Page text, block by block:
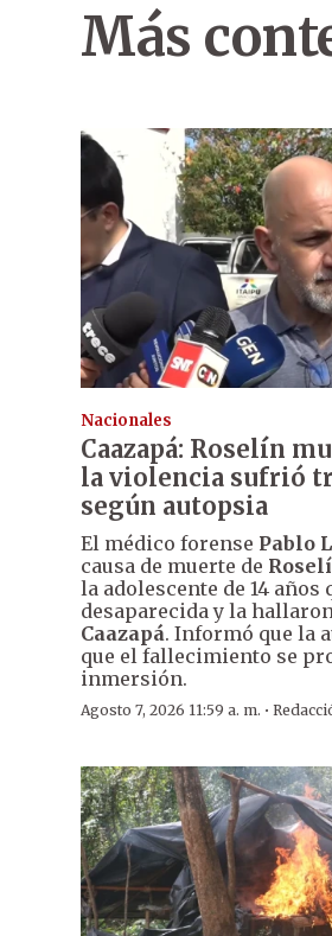
Más
Nacionales
Caazapá: Roselín
la violencia sufrió
según autopsia
El médico forense Pablo
causa de muerte de
la adolescente de 14 años
desaparecida y la
Caazapá. Informó que la
que el fallecimiento se
inmersión.
Agosto 7, 2026 11:59 a. m. ·